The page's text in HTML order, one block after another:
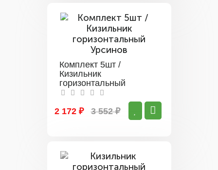
Комплект 5шт /
Кизильник
горизонтальный
Урсинов
2 172 ₽
3 552 ₽